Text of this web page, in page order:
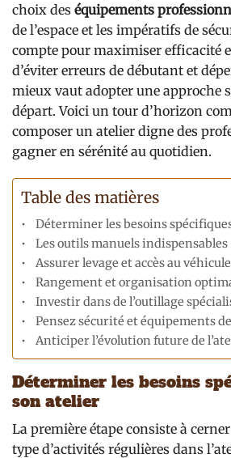
choix des équipements
de l’espace et les impératifs de
compte pour maximiser efficacité
d’éviter erreurs de débutant et
mieux vaut adopter une approche
départ. Voici un tour d’horizon
composer un atelier digne des
gagner en sérénité au quotidien.
Table des matières
Déterminer les besoins
Les outils manuels indispensables
Assurer levage et accès au véhicule
Rangement et organisation
Investir dans de l’outillage
Pensez sécurité et équipements
Anticiper l’évolution future de
Déterminer les besoins
son atelier
La première étape consiste à
type d’activités régulières dans